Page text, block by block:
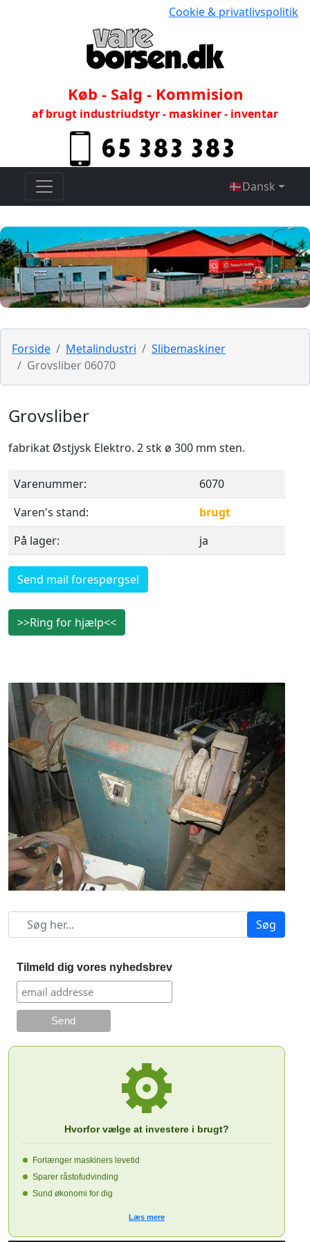
Cookie & privatlivspolitik
Køb - Salg - Kommision
af brugt industriudstyr - maskiner - inventar
🇩🇰Dansk
Forside Metalindustri
Slibemaskiner
Grovsliber 06070
Grovsliber
fabrikat Østjysk Elektro. 2 stk ø 300 mm sten.
Varenummer:
6070
Varen's stand:
brugt
På lager:
ja
Send mail forespørgsel
>>Ring for hjælp<<
Søg
Tilmeld dig vores nyhedsbrev
Hvorfor vælge at investere i brugt?
Forlænger maskiners levetid
Sparer råstofudvinding
Sund økonomi for dig
Læs mere